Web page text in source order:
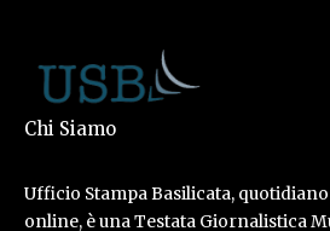
Chi Siamo
Ufficio Stampa Basilicata,
online, è una Testata Giornalistica